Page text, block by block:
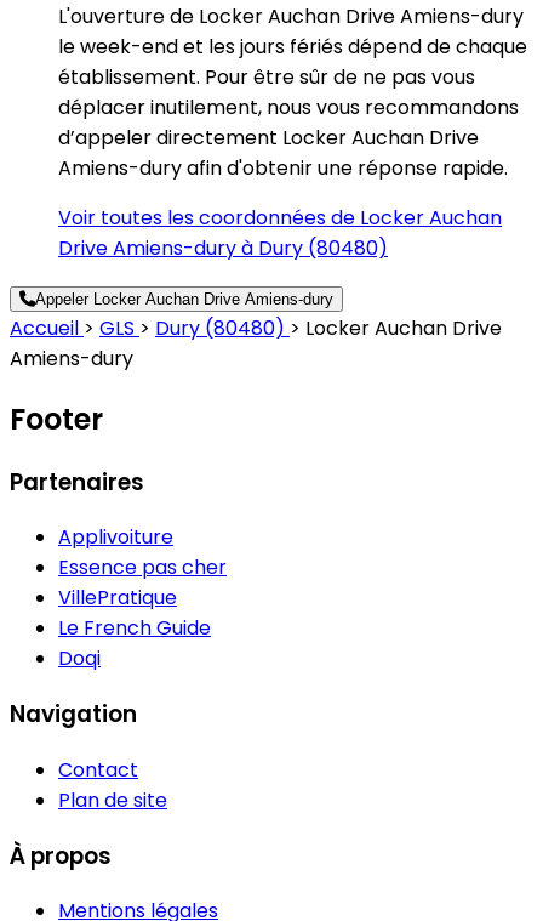
L'ouverture de Locker Auchan Drive Amiens-dury
le week-end et les jours fériés dépend de chaque
établissement. Pour être sûr de ne pas vous
déplacer inutilement, nous vous recommandons
d’appeler directement Locker Auchan Drive
Amiens-dury afin d'obtenir une réponse rapide.
Voir toutes les coordonnées de Locker Auchan
Drive Amiens-dury à Dury (80480)
Appeler Locker Auchan Drive Amiens-dury
Accueil > GLS > Dury (80480) > Locker Auchan Drive
Amiens-dury
Footer
Partenaires
Applivoiture
Essence pas cher
VillePratique
Le French Guide
Doqi
Navigation
Contact
Plan de site
À propos
Mentions légales